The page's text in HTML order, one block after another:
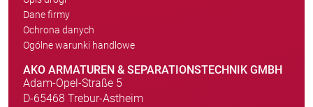
Dane firmy
Ochrona danych
Ogólne warunki handlowe
AKO ARMATUREN & SEPARATIONSTECHNIK GMBH
Adam-Opel-Straße 5
D-65468 Trebur-Astheim